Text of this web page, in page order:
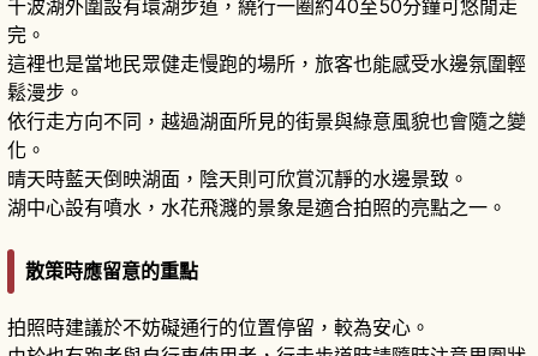
千波湖外圍設有環湖步道，繞行一圈約40至50分鐘可悠閒走
完。
這裡也是當地民眾健走慢跑的場所，旅客也能感受水邊氛圍輕
鬆漫步。
依行走方向不同，越過湖面所見的街景與綠意風貌也會隨之變
化。
晴天時藍天倒映湖面，陰天則可欣賞沉靜的水邊景致。
湖中心設有噴水，水花飛濺的景象是適合拍照的亮點之一。
散策時應留意的重點
拍照時建議於不妨礙通行的位置停留，較為安心。